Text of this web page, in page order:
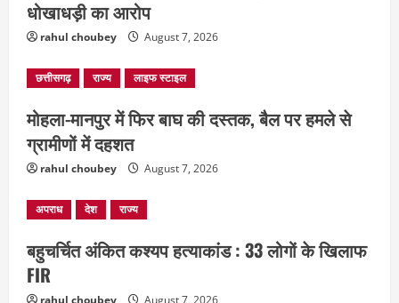
धोखाधड़ी का आरोप
rahul choubey August 7, 2026
छत्तीसगढ़ राज्य लाइफ स्टाइल
मोहला-मानपुर में फिर बाघ की दस्तक, बैल पर हमले से
ग्रामीणों में दहशत
rahul choubey August 7, 2026
अपराध देश राज्य
बहुचर्चित अंकित कश्यप हत्याकांड : 33 लोगों के खिलाफ
FIR
rahul choubey August 7, 2026